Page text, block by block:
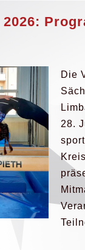
Die
28.